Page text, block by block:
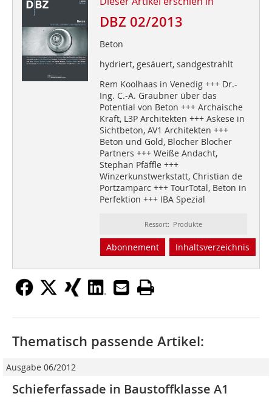
DBZ 02/2013
Beton
hydriert, gesäuert, sandgestrahlt
Rem Koolhaas in Venedig +++ Dr.-
Ing. C.-A. Graubner über das
Potential von Beton +++ Archaische
Kraft, L3P Architekten +++ Askese in
Sichtbeton, AV1 Architekten +++
Beton und Gold, Blocher Blocher
Partners +++ Weiße Andacht,
Stephan Pfäffle +++
Winzerkunstwerkstatt, Christian de
Portzamparc +++ TourTotal, Beton in
Perfektion +++ IBA Spezial
Ressort: Produkte
Abonnement Inhaltsverzeichnis
Thematisch passende Artikel:
Ausgabe 06/2012
Schieferfassade in Baustoffklasse A1